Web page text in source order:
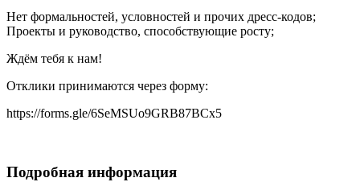
Нет формальностей, условностей и прочих дресс-кодов;
Проекты и руководство, способствующие росту;
Ждём тебя к нам!
Отклики принимаются через форму:
https://forms.gle/6SeMSUo9GRB87BCx5
Подробная информация